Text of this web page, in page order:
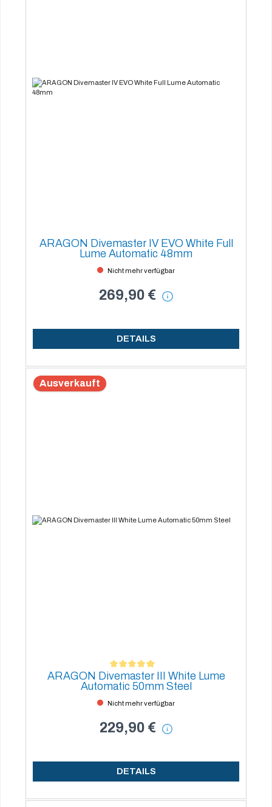
ARAGON Divemaster IV EVO White Full
Lume Automatic 48mm
Nicht mehr verfügbar
269,90 €
DETAILS
Ausverkauft
Durchschnittliche Bewertung von 5 von 5 Sternen
ARAGON Divemaster III White Lume
Automatic 50mm Steel
Nicht mehr verfügbar
229,90 €
DETAILS